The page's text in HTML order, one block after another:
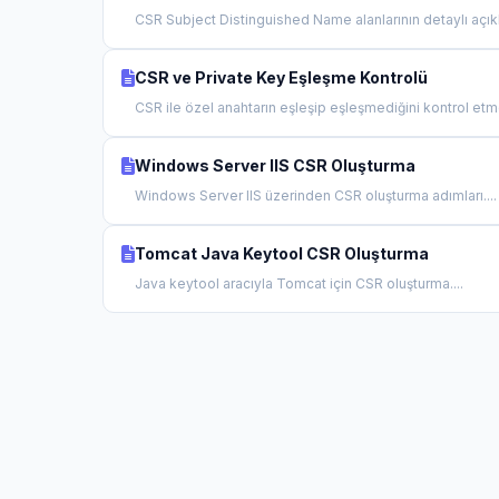
CSR Subject Distinguished Name alanlarının detaylı
CSR ve Private Key Eşleşme Kontrolü
CSR ile özel anahtarın eşleşip eşleşmediğini kontrol
Windows Server IIS CSR Oluşturma
Windows Server IIS üzerinden CSR oluşturma adımları....
Tomcat Java Keytool CSR Oluşturma
Java keytool aracıyla Tomcat için CSR oluşturma....